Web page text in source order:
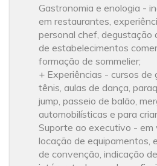
Gastronomia e enologia -
em restaurantes,
personal chef, degustação
de estabelecimentos
formação de sommelier;
+ Experiências - cursos de
tênis, aulas de dança,
jump, passeio de balão,
automobilísticas e para
Suporte ao executivo - em
locação de equipamentos,
de convenção, indicação